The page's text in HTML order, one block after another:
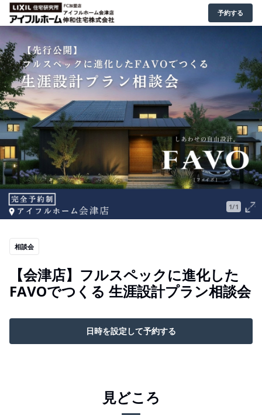
予約する
1/1
相談会
【会津店】フルスペックに進化した
FAVOでつくる 生涯設計プラン相談会
日時を設定して予約する
見どころ